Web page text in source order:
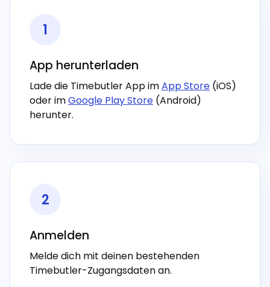
1
App herunterladen
Lade die Timebutler App imApp Store (iOS)
oder imGoogle Play Store (Android)
herunter.
2
Anmelden
Melde dich mit deinen bestehenden
Timebutler-Zugangsdaten an.